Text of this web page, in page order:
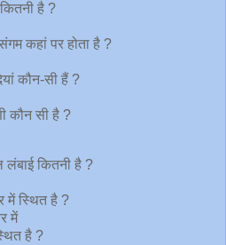
है ?
कहां पर होता है ?
कौन-सी हैं ?
कौन सी है ?
कितनी है ?
में स्थित है ?
में
है ?